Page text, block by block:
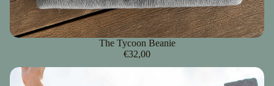
The Tycoon Beanie
€32,00